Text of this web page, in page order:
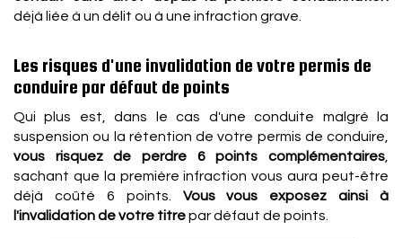
déjà liée à un délit ou à une infraction grave.
Les risques d'une invalidation de votre permis de
conduire par défaut de points
Qui plus est, dans le cas d'une conduite malgré la
suspension ou la rétention de votre permis de conduire,
vous risquez de perdre 6 points complémentaires
sachant que la première infraction vous aura peut-être
déjà coûté 6 points. Vous vous exposez ainsi à
l'invalidation de votre titrepar défaut de points.